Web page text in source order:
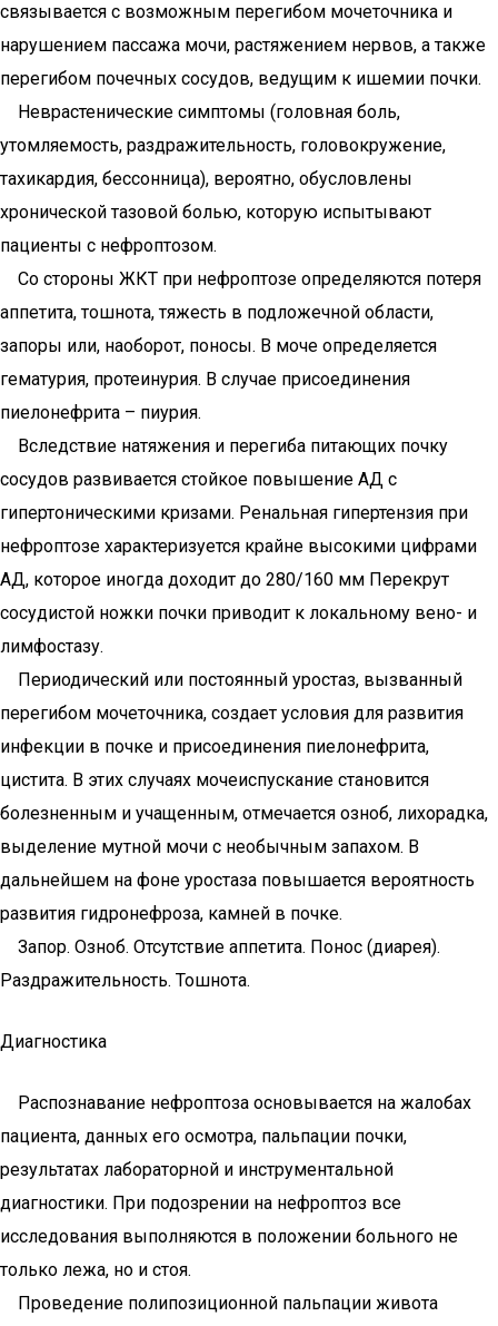
связывается с возможным перегибом мочеточника и
нарушением пассажа мочи, растяжением нервов, а также
перегибом почечных сосудов, ведущим к ишемии почки.
Неврастенические симптомы (головная боль,
утомляемость, раздражительность, головокружение,
тахикардия, бессонница), вероятно, обусловлены
хронической тазовой болью, которую испытывают
пациенты с нефроптозом.
Со стороны ЖКТ при нефроптозе определяются потеря
аппетита, тошнота, тяжесть в подложечной области,
запоры или, наоборот, поносы. В моче определяется
гематурия, протеинурия. В случае присоединения
пиелонефрита – пиурия.
Вследствие натяжения и перегиба питающих почку
сосудов развивается стойкое повышение АД с
гипертоническими кризами. Ренальная гипертензия при
нефроптозе характеризуется крайне высокими цифрами
АД, которое иногда доходит до 280/160 мм Перекрут
сосудистой ножки почки приводит к локальному вено- и
лимфостазу.
Периодический или постоянный уростаз, вызванный
перегибом мочеточника, создает условия для развития
инфекции в почке и присоединения пиелонефрита,
цистита. В этих случаях мочеиспускание становится
болезненным и учащенным, отмечается озноб, лихорадка,
выделение мутной мочи с необычным запахом. В
дальнейшем на фоне уростаза повышается вероятность
развития гидронефроза, камней в почке.
Запор. Озноб. Отсутствие аппетита. Понос (диарея).
Раздражительность. Тошнота.
Диагностика
Распознавание нефроптоза основывается на жалобах
пациента, данных его осмотра, пальпации почки,
результатах лабораторной и инструментальной
диагностики. При подозрении на нефроптоз все
исследования выполняются в положении больного не
только лежа, но и стоя.
Проведение полипозиционной пальпации живота